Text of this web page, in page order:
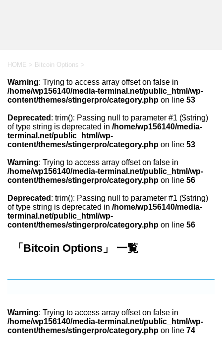
HOME > Bitcoin Options >
Warning: Trying to access array offset on false in
/home/wp156140/media-terminal.net/public_html/wp-
content/themes/stingerpro/category.php on line 53
Deprecated : trim(): Passing null to parameter #1 ($string)
of type string is deprecated in /home/wp156140/media-
terminal.net/public_html/wp-
content/themes/stingerpro/category.php on line 53
Warning: Trying to access array offset on false in
/home/wp156140/media-terminal.net/public_html/wp-
content/themes/stingerpro/category.php on line 56
Deprecated : trim(): Passing null to parameter #1 ($string)
of type string is deprecated in /home/wp156140/media-
terminal.net/public_html/wp-
content/themes/stingerpro/category.php on line 56
「Bitcoin Options」 一覧
Warning: Trying to access array offset on false in
/home/wp156140/media-terminal.net/public_html/wp-
content/themes/stingerpro/category.php on line 74